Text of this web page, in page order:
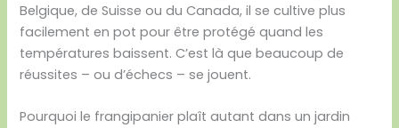
Belgique, de Suisse ou du Canada, il se cultive plus
facilement en pot pour être protégé quand les
températures baissent. C’est là que beaucoup de
réussites – ou d’échecs – se jouent.
Pourquoi le frangipanier plaît autant dans un jardin